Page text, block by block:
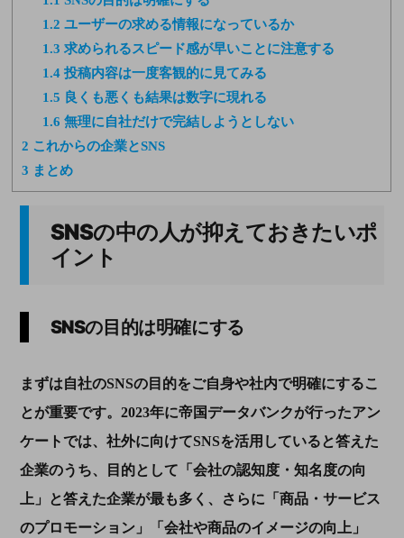
1.2 ユーザーの求める情報になっているか
1.3 求められるスピード感が早いことに注意する
1.4 投稿内容は一度客観的に見てみる
1.5 良くも悪くも結果は数字に現れる
1.6 無理に自社だけで完結しようとしない
2 これからの企業とSNS
3 まとめ
SNSの中の人が抑えておきたいポ
イント
SNSの目的は明確にする
まずは自社のSNSの目的をご自身や社内で明確にするこ
とが重要です。2023年に帝国データバンクが行ったアン
ケートでは、社外に向けてSNSを活用していると答えた
企業のうち、目的として「会社の認知度・知名度の向
上」と答えた企業が最も多く、さらに「商品・サービス
のプロモーション」「会社や商品のイメージの向上」